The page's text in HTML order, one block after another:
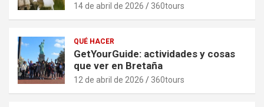
14 de abril de 2026 360tours
QUÉ HACER
GetYourGuide: actividades y cosas
que ver en Bretaña
12 de abril de 2026 360tours